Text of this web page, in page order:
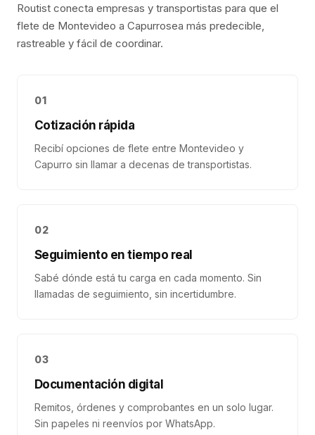
Routist conecta empresas y transportistas para que el
flete de Montevideo a Capurrosea más predecible,
rastreable y fácil de coordinar.
01
Cotización rápida
Recibí opciones de flete entre Montevideo y
Capurro sin llamar a decenas de transportistas.
02
Seguimiento en tiempo real
Sabé dónde está tu carga en cada momento. Sin
llamadas de seguimiento, sin incertidumbre.
03
Documentación digital
Remitos, órdenes y comprobantes en un solo lugar.
Sin papeles ni reenvíos por WhatsApp.